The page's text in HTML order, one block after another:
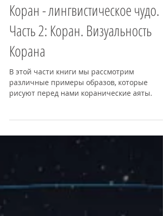
Коран - лингвистическое чудо.
Часть 2: Коран. Визуальность
Корана
В этой части книги мы рассмотрим
различные примеры образов, которые